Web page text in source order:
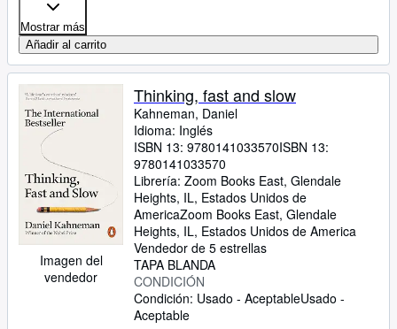
Mostrar más
Añadir al carrito
Imagen del
vendedor
Thinking, fast and slow
Kahneman, Daniel
Idioma: Inglés
ISBN 13: 9780141033570ISBN 13:
9780141033570
Librería: Zoom Books East, Glendale
Heights, IL, Estados Unidos de
AmericaZoom Books East, Glendale
Heights, IL, Estados Unidos de America
Vendedor de 5 estrellas
TAPA BLANDA
CONDICIÓN
Condición: Usado - AceptableUsado -
Aceptable